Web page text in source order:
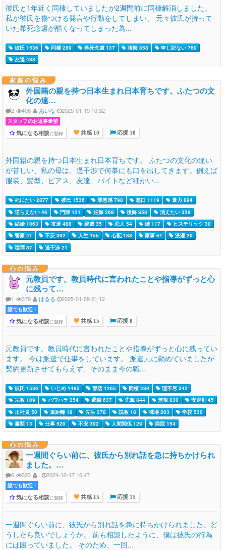
彼氏と1年近く同棲していましたが2週間前に同棲解消しました。
私が彼氏を傷つける発言や行動をしてしまい、 元々彼氏が持って
いた希死念慮が酷くなってしまった為...
彼氏 1536 同棲 289 希死念慮 137 後悔 858
申し訳ない 760
友達 488
家庭の悩み
外国籍の親を持つ日本生まれ日本育ちです。ふたつの文
化の違…
2 406 あいな 2025-01-19 10:32
スタッフのお返事希望
気になる相談に登録 共感 10 応援 10
外国籍の親を持つ日本生まれ日本育ちです。 ふたつの文化の違い
が苦しい、私の母は、過干渉で何事にも口を出してきます。例えば
服装、髪型、ピアス、友達、バイトなど細かい...
死にたい 2877 彼氏 1536 罪悪感 798 悪口 1119
暴力 894
逆らえない 46
門限 121 妊娠 268 後悔 858
消えたい 359
結婚 1063
友達 488 親戚 35 恋人 54 姉 117
ヒステリック 30
警察 41
不安 392 人生 155 心配 188 家事 61
洗濯 20
喧嘩 87
過干渉 21
心の悩み
元教員です。教員時代に言われたことや指導がずっと心
に残って…
1 379 はるる 2025-01-09 21:12
誰でも歓迎 !
気になる相談に登録 共感 15 応援 8
元教員です。教員時代に言われたことや指導がずっと心に残ってい
ます。 今は派遣で仕事をしています。 派遣元に勤めていましたが
契約更新させてもらえず、そのまま今の職...
彼氏 1536 いじめ 1485 部活 1265 同棲 289
理不尽 342
宗教 109
パワハラ 254 退職 637 先輩 844 無視 830
安定剤 45
正社員 50
遠距離 18 先生 278 説教 18 職場 203
学校 530
書類 13
仕事 520 不安 392 人間関係 129 病院 154
心の悩み
一週間ぐらい前に、彼氏から別れ話を急に持ちかけられ
ました。…
6 323 . 2024-12-17 16:47
誰でも歓迎 !
気になる相談に登録 共感 15 応援 15
一週間ぐらい前に、彼氏から別れ話を急に持ちかけられました。ど
うしたら良いでしょうか。 前も相談したように、僕は彼氏の行為
には困っていました。 そのため、一回...